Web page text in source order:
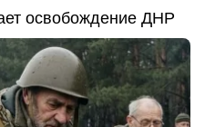
освобождение ДНР